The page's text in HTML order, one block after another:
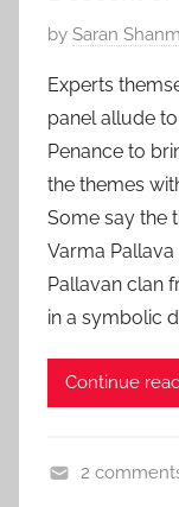
o
r
i
t
மி
ழ்
P
s
t
e
d
o
n
F
e
u
r
by Saran
Experts
panel allude to
Penance to
the themes
Some say the
Varma
Pallavan clan
in a symbolic
Continue
2